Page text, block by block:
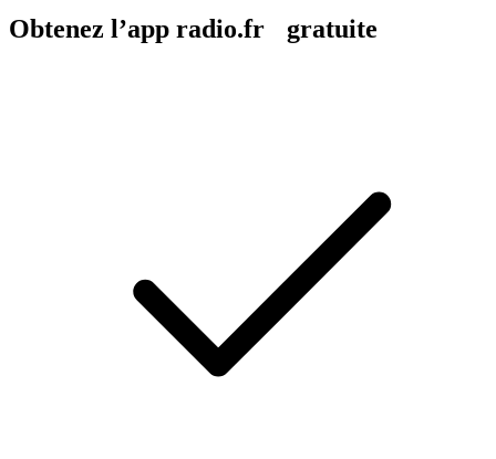
Obtenez l’app radio.fr gratuite